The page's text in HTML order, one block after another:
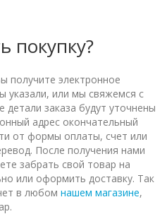
покупку?
получите электронное
указали, или мы свяжемся с
заказа будут уточнены
адрес окончательный
от формы оплаты, счет или
После получения нами
забрать свой товар на
или оформить доставку. Так
в любом нашем магазине,